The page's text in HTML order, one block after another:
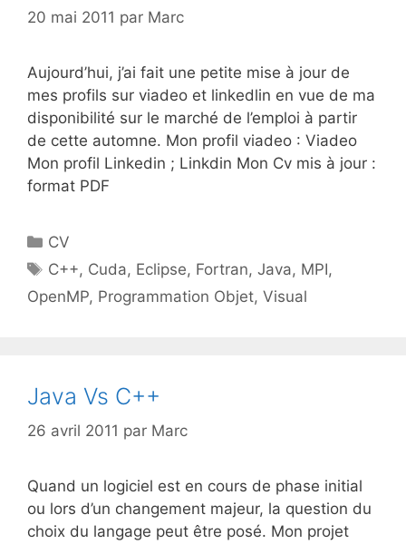
20 mai 2011 par Marc
Aujourd’hui, j’ai fait une petite mise à jour de
mes profils sur viadeo et linkedlin en vue de ma
disponibilité sur le marché de l’emploi à partir
de cette automne. Mon profil viadeo : Viadeo
Mon profil Linkedin ; Linkdin Mon Cv mis à jour :
format PDF
Catégories
CV
Étiquettes
C++, Cuda, Eclipse, Fortran,Java, MPI,
OpenMP, Programmation Objet, Visual
Java Vs C++
26 avril 2011 par Marc
Quand un logiciel est en cours de phase initial
ou lors d’un changement majeur, la question du
choix du langage peut être posé. Mon projet